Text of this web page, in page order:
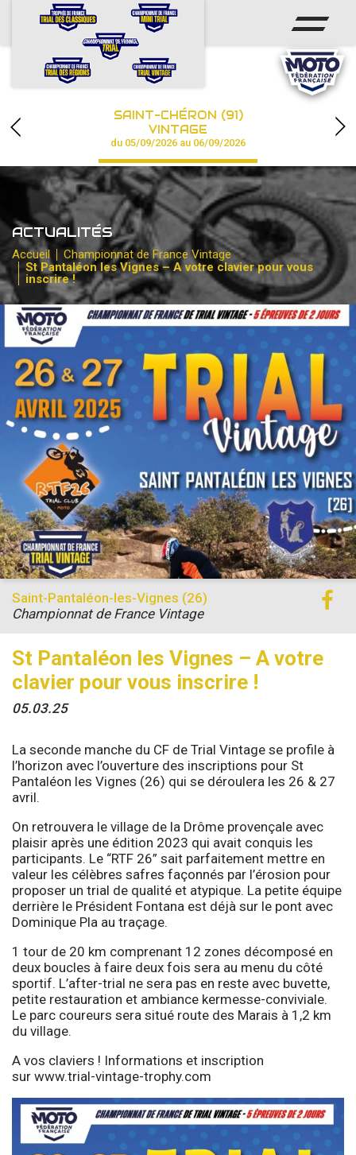
ACCUEIL
CALENDRIER
CHAMPIONNAT
RÉSULTATS
PHOTOS / VIDÉOS
PARTENAIRES
SAINT-CHÉRON (91)
VINTAGE
du 05/09/2026 au 06/09/2026
ACTUALITÉS
Accueil
Championnat de France Vintage
St Pantaléon les Vignes – A votre clavier pour vous
inscrire !
St Pantaléon les Vignes – A votre
clavier pour vous inscrire !
05.03.25
Saint-Pantaléon-les-Vignes (26)
Championnat de France Vintage
La seconde manche du CF de Trial Vintage se profile à
l’horizon avec l’ouverture des inscriptions pour St
Pantaléon les Vignes (26) qui se déroulera les 26 & 27
avril.
On retrouvera le village de la Drôme provençale avec
plaisir après une édition 2023 qui avait conquis les
participants. Le “RTF 26” sait parfaitement mettre en
valeur les célèbres safres façonnés par l’érosion pour
proposer un trial de qualité et atypique. La petite équipe
derrière le Président Fontana est déjà sur le pont avec
Dominique Pla au traçage.
1 tour de 20 km comprenant 12 zones décomposé en
deux boucles à faire deux fois sera au menu du côté
sportif. L’after-trial ne sera pas en reste avec buvette,
petite restauration et ambiance kermesse-conviviale.
Le parc coureurs sera situé route des Marais à 1,2 km
du village.
A vos claviers ! Informations et inscription
sur www.trial-vintage-trophy.com